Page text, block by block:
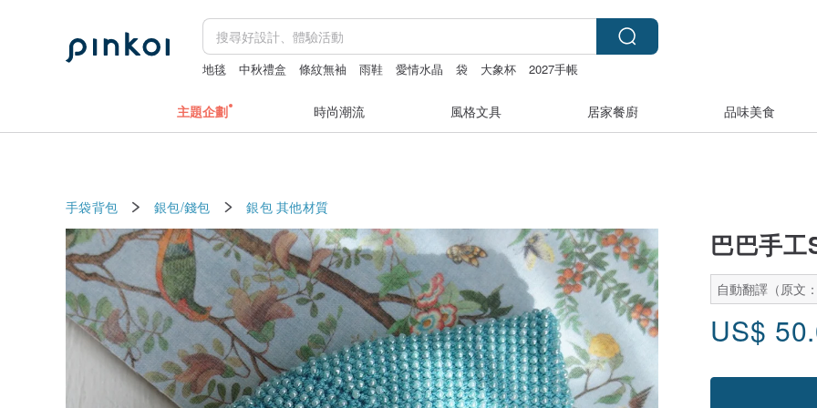
地毯 中秋禮盒 條紋無袖 雨鞋 愛情水晶 袋 大象杯 2027手帳
主題企劃 時尚潮流 風格文具 居家餐廚 品味美食
手袋背包 銀包/錢包 銀包 其他材質
巴巴手
自動翻譯（原文
US$